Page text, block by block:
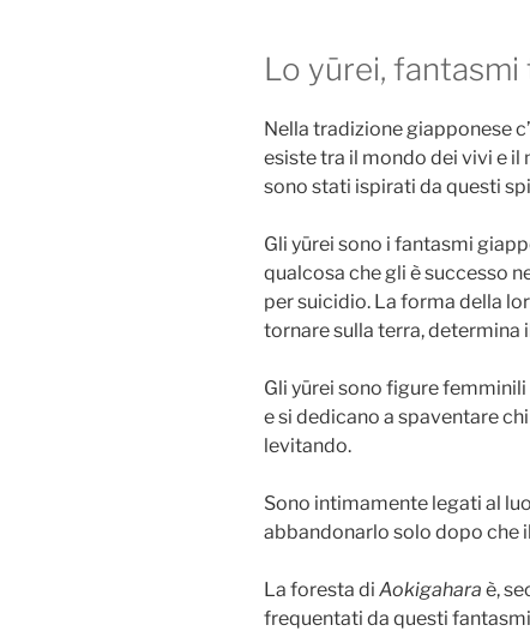
Lo yūrei, fantasmi
Nella tradizione giapponese
esiste tra il mondo dei vivi e
sono stati ispirati da questi
Gli yūrei sono i fantasmi
qualcosa che gli è successo
per suicidio. La forma della
tornare sulla terra, determina
Gli yūrei sono figure
e si dedicano a spaventare
levitando.
Sono intimamente legati al
abbandonarlo solo dopo che
La foresta di Aokigahara è,
frequentati da questi